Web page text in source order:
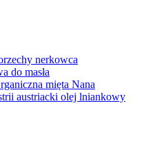
nerkowca
do masła
mięta Nana
austriacki olej lniankowy